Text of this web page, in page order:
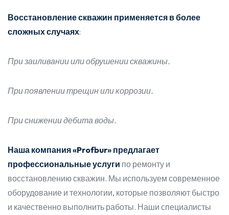
Восстановление скважин применяется в более
сложных случаях:
При заиливании или обрушении скважины.
При появлении трещин или коррозии.
При снижении дебита воды.
Наша компания «Profbur» предлагает
профессиональные услуги по ремонту и
восстановлению скважин. Мы используем современное
оборудование и технологии, которые позволяют быстро
и качественно выполнить работы. Наши специалисты